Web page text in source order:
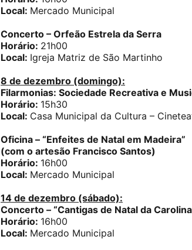
Local: Mercado Municipal
Concerto – Orfeão Estrela da Serra
Horário: 21h00
Local: Igreja Matriz de São Martinho
8 de dezembro (domingo):
Filarmonias: Sociedade Recreativa e
Horário: 15h30
Local: Casa Municipal da Cultura –
Oficina – “Enfeites de Natal em Madeira”
(com o artesão Francisco Santos)
Horário: 16h00
Local: Mercado Municipal
14 de dezembro (sábado):
Concerto – “Cantigas de Natal da
Horário: 16h00
Local: Mercado Municipal